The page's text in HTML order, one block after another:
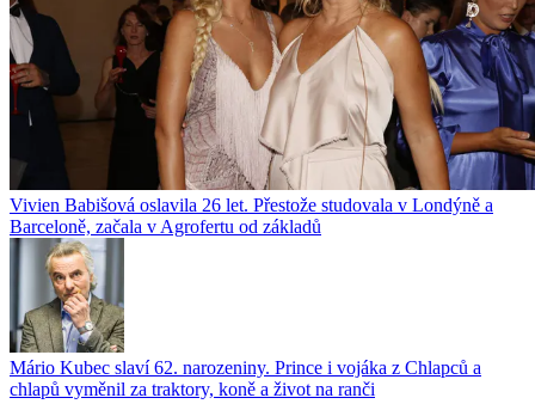
Vivien Babišová oslavila 26 let. Přestože studovala v Londýně a
Barceloně, začala v Agrofertu od základů
Mário Kubec slaví 62. narozeniny. Prince i vojáka z Chlapců a
chlapů vyměnil za traktory, koně a život na ranči